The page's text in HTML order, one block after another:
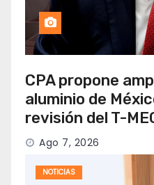
CPA propone
aluminio de
revisión del T-
Ago 7, 2026
NOTICIAS